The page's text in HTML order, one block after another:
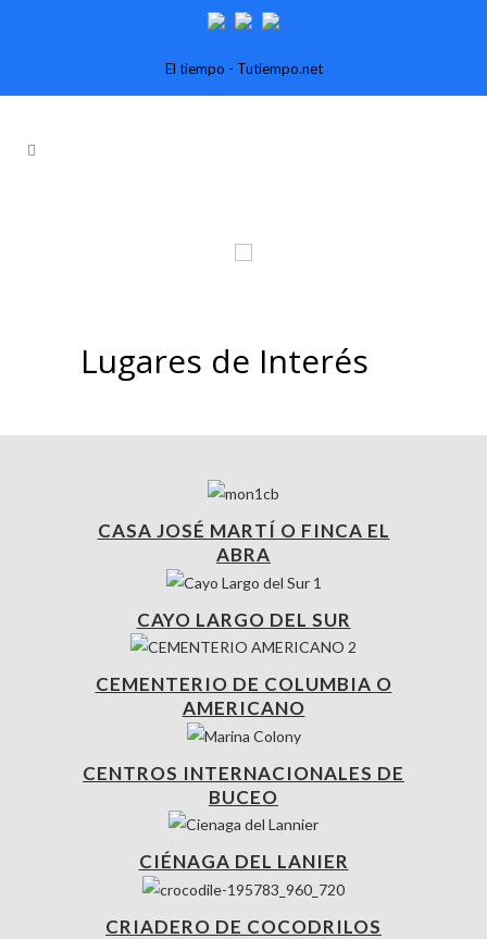
El tiempo - Tutiempo.net
Lugares de Interés
CASA JOSÉ MARTÍ O FINCA EL
ABRA
CAYO LARGO DEL SUR
CEMENTERIO DE COLUMBIA O
AMERICANO
CENTROS INTERNACIONALES DE
BUCEO
CIÉNAGA DEL LANIER
CRIADERO DE COCODRILOS